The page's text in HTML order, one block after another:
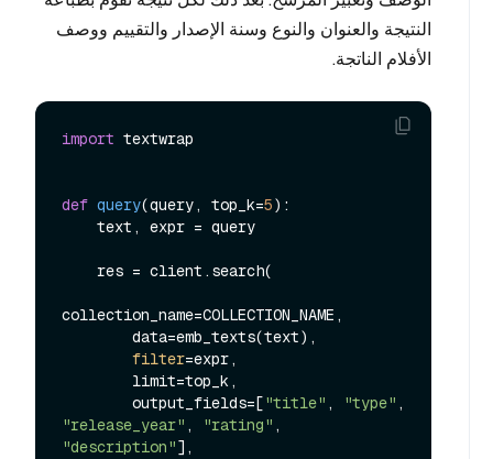
النتيجة والعنوان والنوع وسنة الإصدار والتقييم ووصف
الأفلام الناتجة.
import textwrap
def query(query, top_k=5):
collection_name=COLLECTION_NAME,
filter=expr,
        output_fields=[
"title" , "type"
"release_year" , "rating"
"description"],